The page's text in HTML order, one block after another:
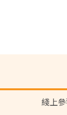
綫上